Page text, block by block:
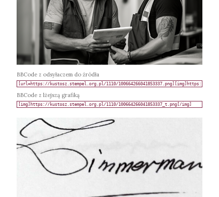
BBCode z odsyłaczem do źródła
BBCode z lżejszą grafiką